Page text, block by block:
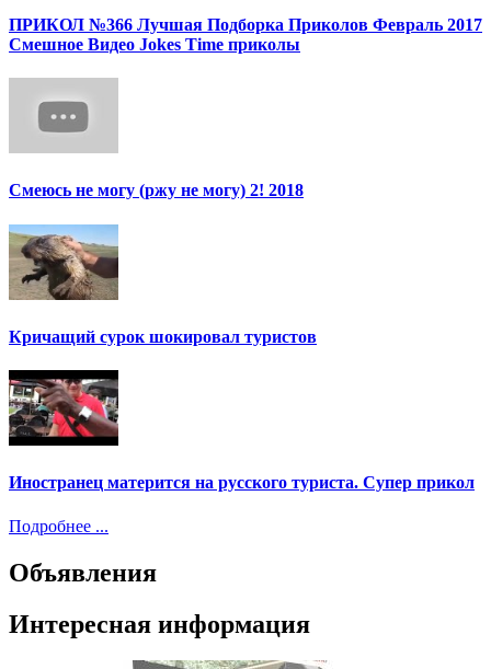
ПРИКОЛ №366 Лучшая Подборка Приколов Февраль 2017
Смешное Видео Jokes Time приколы
Смеюсь не могу (ржу не могу) 2! 2018
Кричащий сурок шокировал туристов
Иностранец матерится на русского туриста. Супер прикол
Подробнее ...
Объявления
Интересная информация